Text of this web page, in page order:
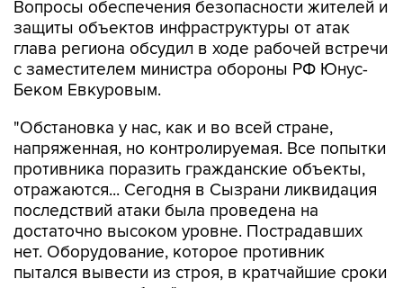
глава региона обсудил в ходе рабочей встречи
с заместителем министра обороны РФ Юнус-
Беком Евкуровым.
"Обстановка у нас, как и во всей стране,
противника поразить гражданские объекты,
отражаются... Сегодня в Сызрани ликвидация
последствий атаки была проведена на
достаточно высоком уровне. Пострадавших
нет. Оборудование, которое противник
пытался вывести из строя, в кратчайшие сроки
начнет свою работу", - приводятся в
сообщении слова Федорищева.